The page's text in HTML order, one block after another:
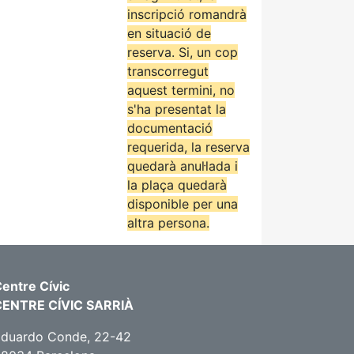
inscripció romandrà
en situació de
reserva. Si, un cop
transcorregut
aquest termini, no
s'ha presentat la
documentació
requerida, la reserva
quedarà anul·lada i
la plaça quedarà
disponible per una
altra persona.
Cívic
CÍVIC SARRIÀ
Conde, 22-42